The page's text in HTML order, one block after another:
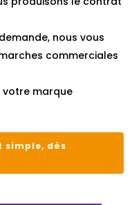
nous vous
commerciales
votre marque
simple, dès